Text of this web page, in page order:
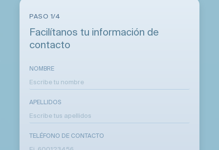
PASO 1/4
Facilítanos tu información de
contacto
NOMBRE
APELLIDOS
TELÉFONO DE CONTACTO